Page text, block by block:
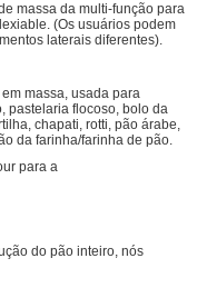
massa da multi-função para
(Os usuários podem
laterais diferentes).
massa, usada para
pastelaria flocoso, bolo da
chapati, rotti, pão árabe,
da farinha/farinha de pão.
do pão inteiro, nós